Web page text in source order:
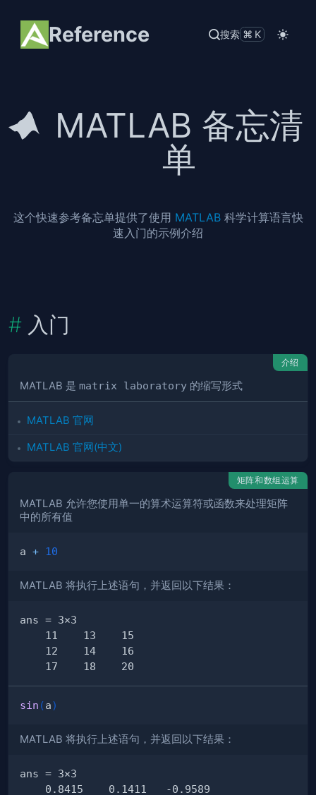
Reference 搜索 ⌘K
MATLAB 备忘清
单
这个快速参考备忘单提供了使用 MATLAB科学计算语言快
速入门的示例介绍
入门
介绍
MATLAB 是 matrix laboratory 的缩写形式
MATLAB 官网
MATLAB 官网(中文)
矩阵和数组运算
MATLAB 允许您使用单一的算术运算符或函数来处理矩阵
中的所有值
a + 10
MATLAB 将执行上述语句，并返回以下结果：
sin (a)
MATLAB 将执行上述语句，并返回以下结果：